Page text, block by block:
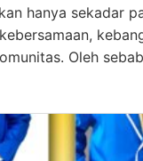
hanya sekadar
Oleh